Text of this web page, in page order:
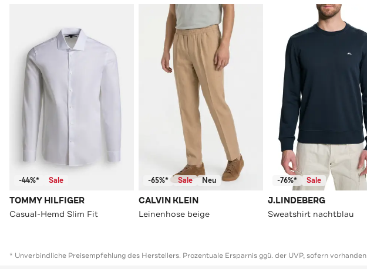
-44%* Sale
TOMMY HILFIGER
Casual-Hemd Slim Fit
-65%* Sale Neu
CALVIN KLEIN
Leinenhose beige
-76%* Sale
J.LINDEBERG
Sweatshirt nachtblau
* Unverbindliche Preisempfehlung des Herstellers. Prozentuale Ersparnis ggü. der UVP, sofern vorhanden